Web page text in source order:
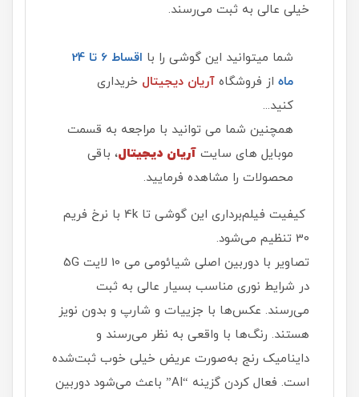
خیلی عالی به ثبت می‌رسند.
شما میتوانید این گوشی را با
اقساط 6 تا 24
ماه از فروشگاه آریان دیجیتال خریداری
کنید...
همچنین شما می توانید با مراجعه به قسمت
موبایل های سایت آریان دیجیتال، باقی
محصولات را مشاهده فرمایید.
کیفیت فیلم‌برداری این گوشی تا 4k با نرخ فریم
30 تنظیم می‌شود.
تصاویر با دوربین اصلی شیائومی می 10 لایت 5G
در شرایط نوری مناسب بسیار عالی به ثبت
می‌رسند. عکس‌ها با جزییات و شارپ و بدون نویز
هستند. رنگ‌ها با واقعی به نظر می‌رسند و
داینامیک رنج به‌صورت عریض خیلی خوب ثبت‌شده
است. فعال کردن گزینه “AI” باعث می‌شود دوربین